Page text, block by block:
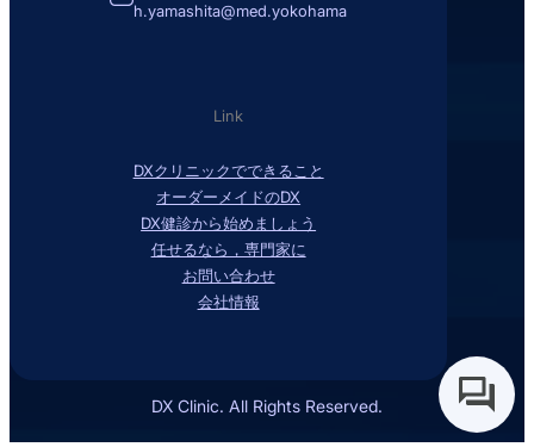
Link
DXクリニックでできること
オーダーメイドのDX
DX健診から始めましょう
任せるなら，専門家に
お問い合わせ
会社情報
h.yamashita@med.yokohama
DX Clinic. All Rights Reserved.